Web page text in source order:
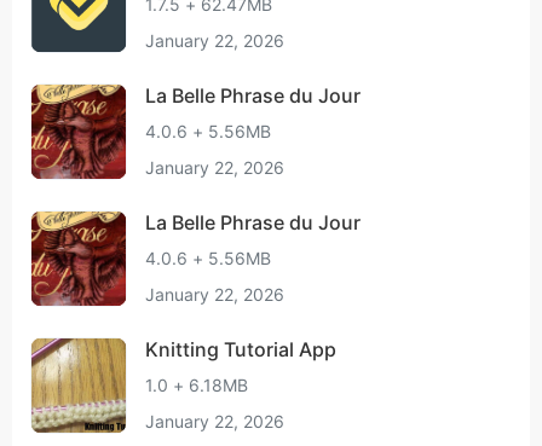
1.7.5 + 62.47MB
January 22, 2026
La Belle Phrase du Jour
4.0.6 + 5.56MB
January 22, 2026
La Belle Phrase du Jour
4.0.6 + 5.56MB
January 22, 2026
Knitting Tutorial App
1.0 + 6.18MB
January 22, 2026